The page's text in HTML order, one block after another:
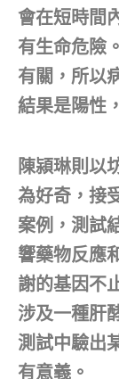
會在短時間
有生命危險
有關，所以
結果是陽性
陳潁琳則以
為好奇，接
案例，測試
響藥物反應
謝的基因不
涉及一種肝
測試中驗出
有意義。